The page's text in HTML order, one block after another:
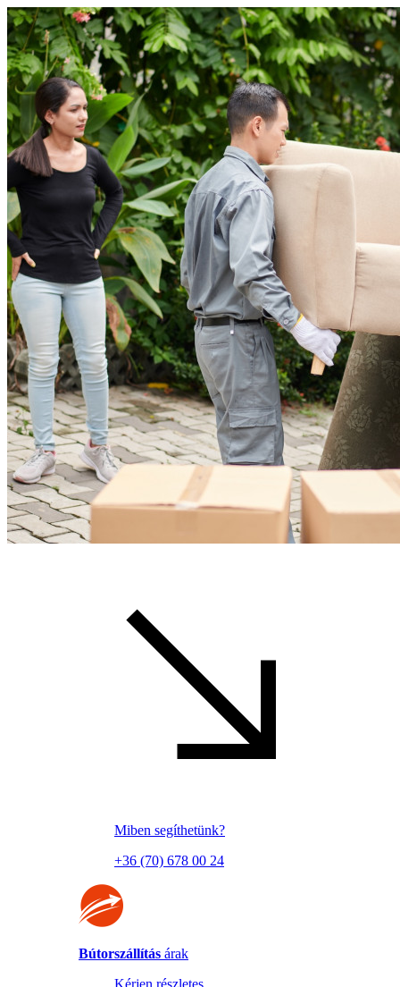
Miben segíthetünk?
+36 (70) 678 00 24
Bútorszállítás árak
Kérjen részletes